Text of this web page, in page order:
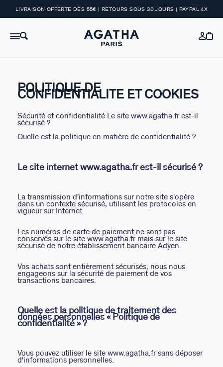
LIVRAISON OFFERTE DÈS 55€ | RETOURS SOUS 30 JOURS | PAYPAL 4X
POLITIQUE DE
CONFIDENTIALITE ET COOKIES
Sécurité et confidentialité Le site www.agatha.fr est-il
sécurisé ?
Quelle est la politique en matière de confidentialité ?
Le site internet www.agatha.fr est-il sécurisé ?
La transmission d'informations sur notre site s'opère
dans un contexte sécurisé, utilisant les protocoles en
vigueur sur Internet.
Les numéros de carte de paiement ne sont pas
conservés sur le site www.agatha.fr mais sur le site
sécurisé de notre établissement bancaire Adyen.
Vos achats sont entièrement sécurisés, nous nous
engageons sur la sécurité de paiement de vos
transactions bancaires.
Quelle est la politique de traitement des
données personnelles « Politique de
confidentialité » ?
Vous pouvez utiliser le site www.agatha.fr sans déposer
d'informations personnelles.